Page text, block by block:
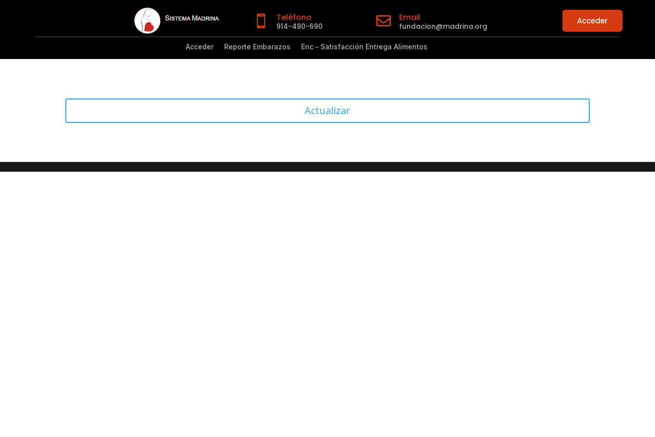
 Teléfono
914-490-690  Email
fundacion@madrina.org
Acceder
Acceder Reporte Embarazos Enc – Satisfacción Entrega Alimentos
Actualizar